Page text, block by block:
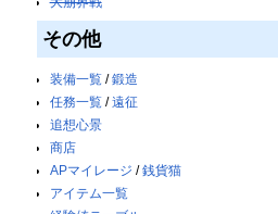
その他
装備一覧/鍛造
任務一覧/遠征
追想心景
商店
APマイレージ /銭貨猫
アイテム一覧